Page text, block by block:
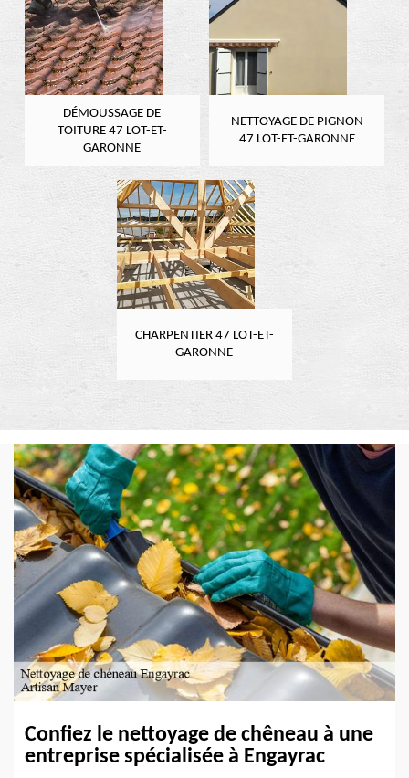
DÉMOUSSAGE DE
TOITURE 47 LOT-ET-
GARONNE
NETTOYAGE DE PIGNON
47 LOT-ET-GARONNE
CHARPENTIER 47 LOT-ET-
GARONNE
Confiez le nettoyage de chêneau à une
entreprise spécialisée à Engayrac